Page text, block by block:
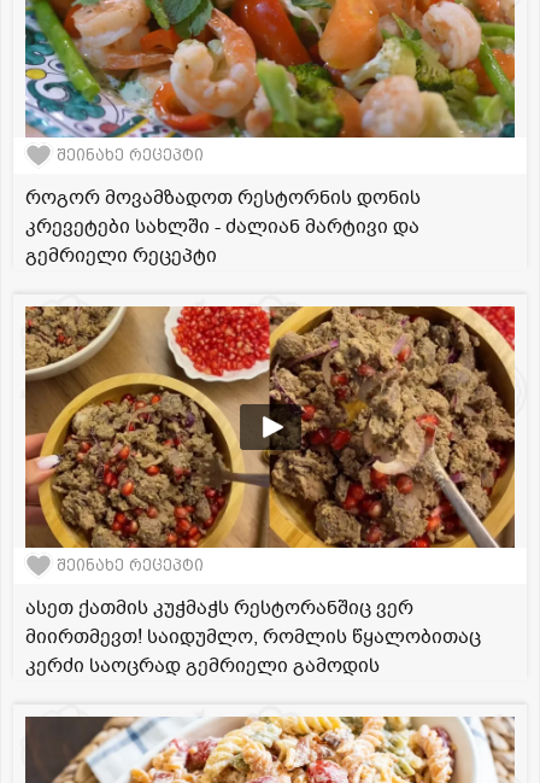
შეინახე რეცეპტი
როგორ მოვამზადოთ რესტორნის დონის
კრევეტები სახლში - ძალიან მარტივი და
გემრიელი რეცეპტი
შეინახე რეცეპტი
ასეთ ქათმის კუჭმაჭს რესტორანშიც ვერ
მიირთმევთ! საიდუმლო, რომლის წყალობითაც
კერძი საოცრად გემრიელი გამოდის